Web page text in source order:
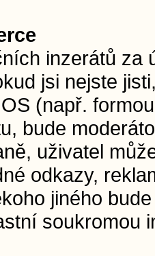
inzerátů za
jsi nejste
(např.
bude
uživatel
odkazy,
jiného
soukromou